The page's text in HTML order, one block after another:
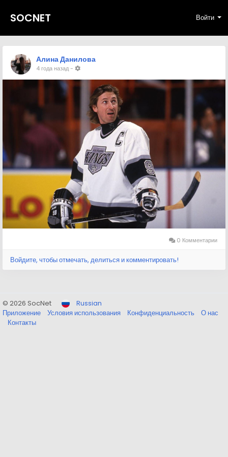
SOCNET Войти
Алина Данилова
4 года назад-
0 Комментарии
Войдите, чтобы отмечать, делиться и комментировать!
© 2026 SocNet
Russian
Приложение
Условия использования Конфиденциальность
О нас
Контакты